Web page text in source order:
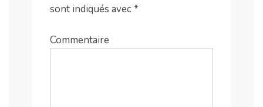
sont indiqués avec*
Commentaire